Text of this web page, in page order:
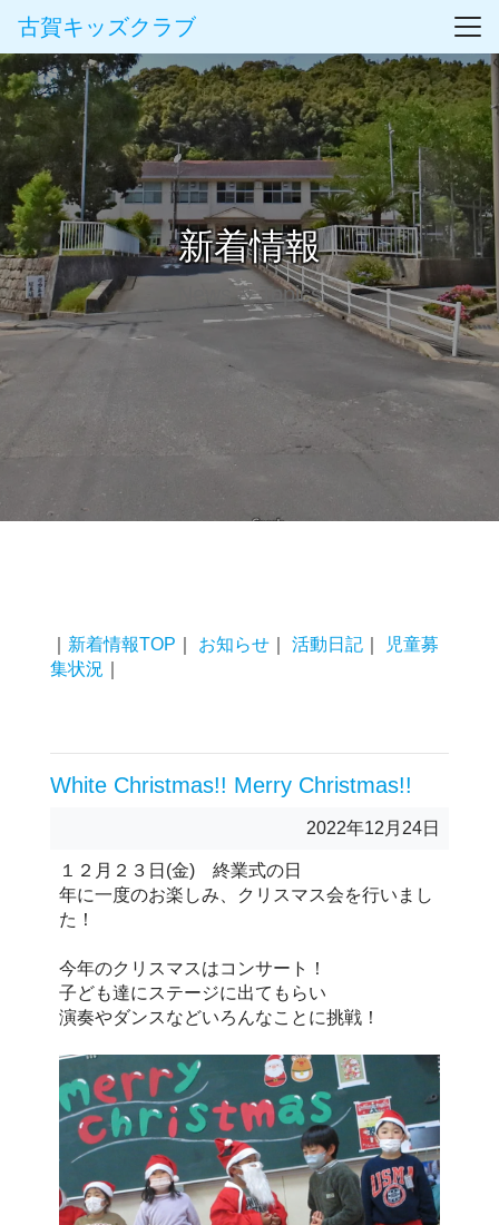
古賀キッズクラブ
新着情報
News & Topics
新着情報TOP お知らせ 活動日記
児童募
集状況
White Christmas!! Merry Christmas!!
2022年12月24日
１２月２３日(金) 終業式の日
年に一度のお楽しみ、クリスマス会を行いまし
た！
今年のクリスマスはコンサート！
子ども達にステージに出てもらい
演奏やダンスなどいろんなことに挑戦！